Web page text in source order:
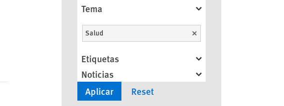
Tema
Salud Unselect
Etiquetas
Noticias